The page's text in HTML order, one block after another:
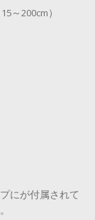
～200cm）
にが付属されて